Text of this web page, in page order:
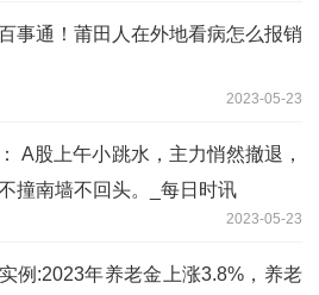
事通！莆田人在外地看病怎么报销
2023-05-23
A股上午小跳水，主力悄然撤退，
撞南墙不回头。_每日时讯
2023-05-23
例:2023年养老金上涨3.8%，养老